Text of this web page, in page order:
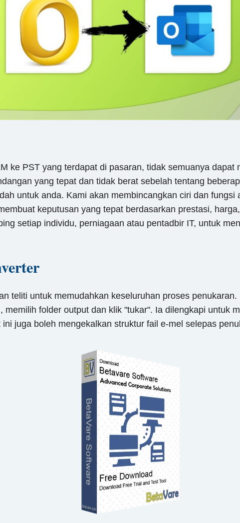
ke PST yang terdapat di pasaran, tidak semuanya
yang tepat dan tidak berat sebelah tentang
untuk anda. Kami akan membincangkan ciri dan
keputusan yang tepat berdasarkan prestasi,
setiap individu, perniagaan atau pentadbir IT, untuk
teliti untuk memudahkan keseluruhan proses
folder output dan klik "tukar". Ia dilengkapi untuk
juga boleh mengekalkan struktur fail e-mel selepas